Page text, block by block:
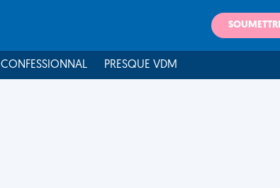
CONFESSIONNAL PRESQUE VDM